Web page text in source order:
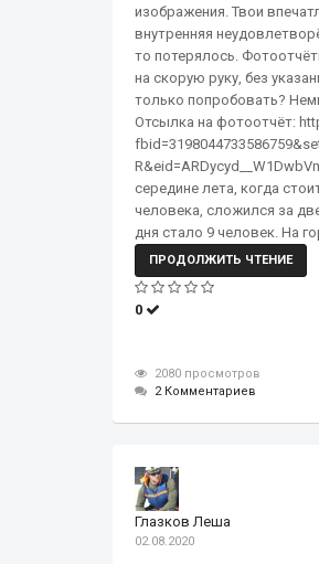
изображения. Твои
внутренняя
то потерялось.
на скорую руку, без
только попробовать?
Отсылка на фотоотчёт:
середине лета, когда
человека, сложился за
дня стало 9 человек. На
ПРОДОЛЖИТЬ ЧТЕНИЕ
0
2080 просмотров
2 Комментариев
Глазков Леша
02.08.2020